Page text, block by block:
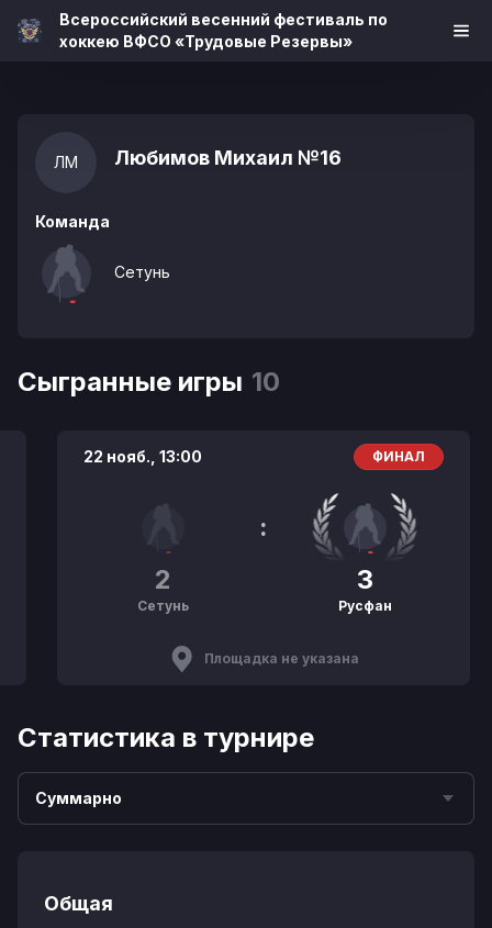
Всероссийский весенний фестиваль по
хоккею ВФСО «Трудовые Резервы»
ЛМ Любимов Михаил №16
Команда
Сетунь
Сыгранные игры 10
22 нояб., 13:00 ФИНАЛ
2
Сетунь
:
3
Русфан
Площадка не указана
Статистика в турнире
Суммарно
Общая